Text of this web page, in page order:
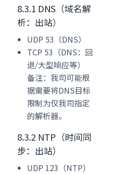
8.3.1 DNS（域名解
析：出站）
UDP 53（DNS）
TCP 53（DNS：回
退/大型响应等）
备注：我司可能根
据需要将DNS目标
限制为仅我司指定
的解析器。
8.3.2 NTP（时间同
步：出站）
UDP 123（NTP）